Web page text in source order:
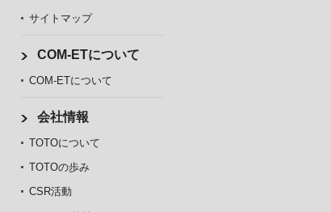
サイトマップ
COM-ETについて
COM-ETについて
会社情報
TOTOについて
TOTOの歩み
CSR活動